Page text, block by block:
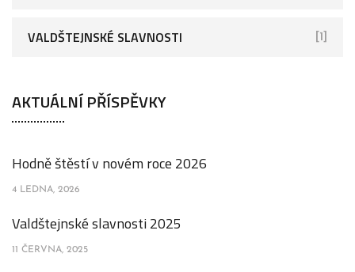
VALDŠTEJNSKÉ SLAVNOSTI [1]
AKTUÁLNÍ PŘÍSPĚVKY
Hodně štěstí v novém roce 2026
4 LEDNA, 2026
Valdštejnské slavnosti 2025
11 ČERVNA, 2025